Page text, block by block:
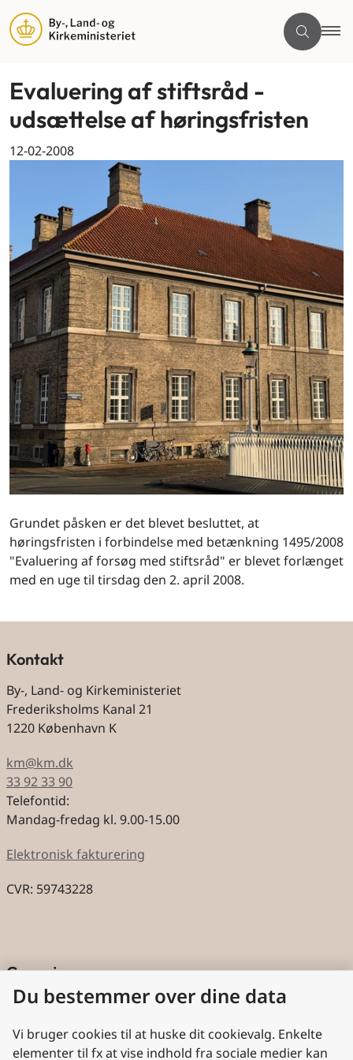
Evaluering af stiftsråd -
udsættelse af høringsfristen
12-02-2008
Grundet påsken er det blevet besluttet, at
høringsfristen i forbindelse med betænkning 1495/2008
"Evaluering af forsøg med stiftsråd" er blevet forlænget
med en uge til tirsdag den 2. april 2008.
Kontakt
By-, Land- og Kirkeministeriet
Frederiksholms Kanal 21
1220 København K
km@km.dk
33 92 33 90
Telefontid:
Mandag-fredag kl. 9.00-15.00
Elektronisk fakturering
CVR: 59743228
Genveje
Cookies
Aktindsigt
Du bestemmer over dine data
Vi bruger cookies til at huske dit cookievalg. Enkelte
elementer til fx at vise indhold fra sociale medier kan